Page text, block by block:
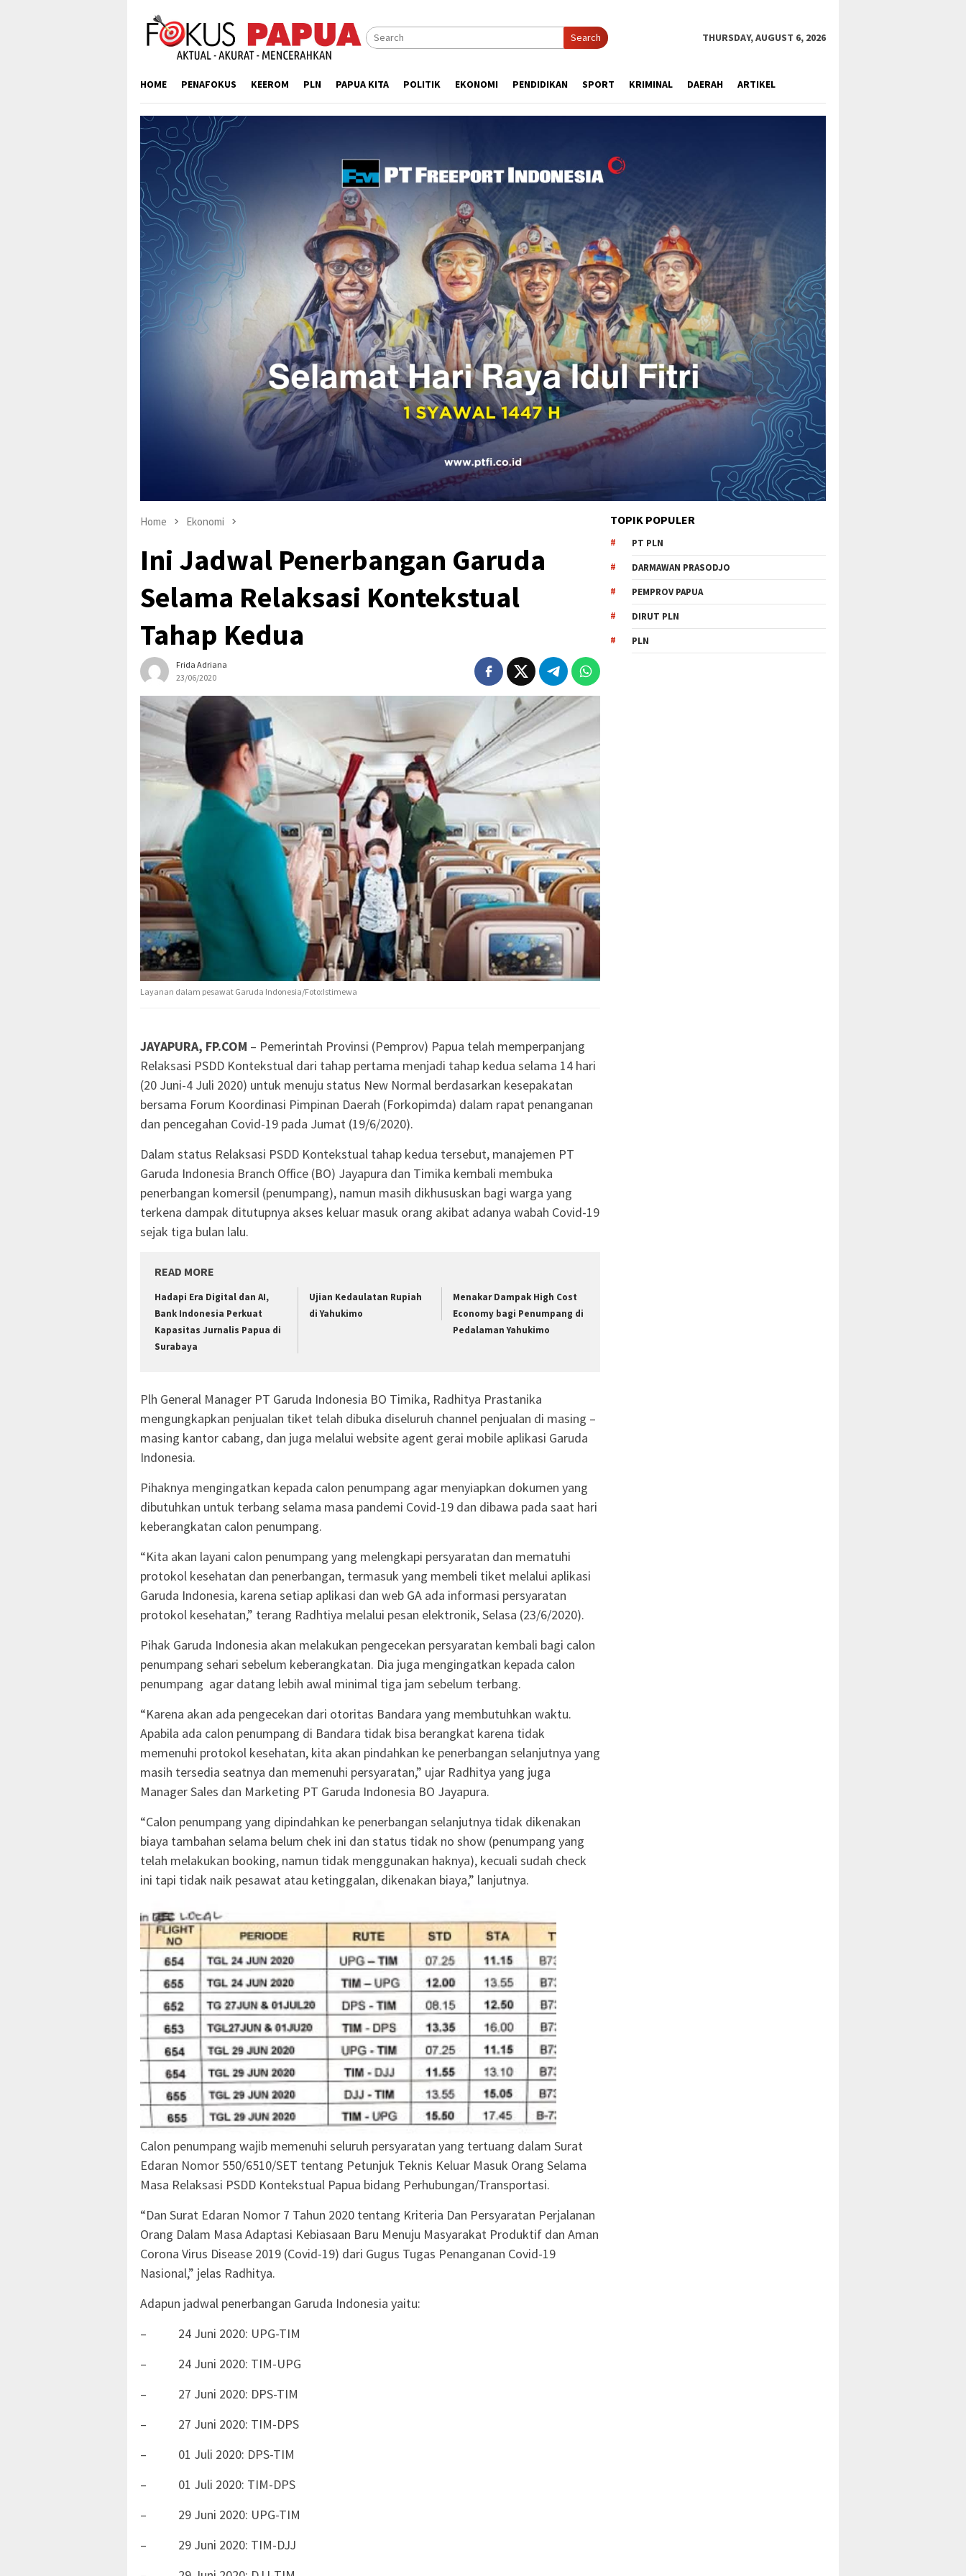
content
Search THURSDAY, AUGUST 6, 2026
HOME PENAFOKUS KEEROM PLN PAPUA KITA POLITIK EKONOMI PENDIDIKAN SPORT KRIMINAL DAERAH ARTIKEL
Home Ekonomi
Ini Jadwal Penerbangan Garuda
Selama Relaksasi Kontekstual
Tahap Kedua
Frida Adriana
23/06/2020
Layanan dalam pesawat Garuda Indonesia/Foto:Istimewa
JAYAPURA, FP.COM – Pemerintah Provinsi (Pemprov) Papua telah memperpanjang
Relaksasi PSDD Kontekstual dari tahap pertama menjadi tahap kedua selama 14 hari
(20 Juni-4 Juli 2020) untuk menuju status New Normal berdasarkan kesepakatan
bersama Forum Koordinasi Pimpinan Daerah (Forkopimda) dalam rapat penanganan
dan pencegahan Covid-19 pada Jumat (19/6/2020).
Dalam status Relaksasi PSDD Kontekstual tahap kedua tersebut, manajemen PT
Garuda Indonesia Branch Office (BO) Jayapura dan Timika kembali membuka
penerbangan komersil (penumpang), namun masih dikhususkan bagi warga yang
terkena dampak ditutupnya akses keluar masuk orang akibat adanya wabah Covid-19
sejak tiga bulan lalu.
READ MORE
Hadapi Era Digital dan AI,
Bank Indonesia Perkuat
Kapasitas Jurnalis Papua di
Surabaya
Ujian Kedaulatan Rupiah
di Yahukimo
Menakar Dampak High Cost
Economy bagi Penumpang di
Pedalaman Yahukimo
Plh General Manager PT Garuda Indonesia BO Timika, Radhitya Prastanika
mengungkapkan penjualan tiket telah dibuka diseluruh channel penjualan di masing –
masing kantor cabang, dan juga melalui website agent gerai mobile aplikasi Garuda
Indonesia.
Pihaknya mengingatkan kepada calon penumpang agar menyiapkan dokumen yang
dibutuhkan untuk terbang selama masa pandemi Covid-19 dan dibawa pada saat hari
keberangkatan calon penumpang.
“Kita akan layani calon penumpang yang melengkapi persyaratan dan mematuhi
protokol kesehatan dan penerbangan, termasuk yang membeli tiket melalui aplikasi
Garuda Indonesia, karena setiap aplikasi dan web GA ada informasi persyaratan
protokol kesehatan,” terang Radhtiya melalui pesan elektronik, Selasa (23/6/2020).
Pihak Garuda Indonesia akan melakukan pengecekan persyaratan kembali bagi calon
penumpang sehari sebelum keberangkatan. Dia juga mengingatkan kepada calon
penumpang agar datang lebih awal minimal tiga jam sebelum terbang.
“Karena akan ada pengecekan dari otoritas Bandara yang membutuhkan waktu.
Apabila ada calon penumpang di Bandara tidak bisa berangkat karena tidak
memenuhi protokol kesehatan, kita akan pindahkan ke penerbangan selanjutnya yang
masih tersedia seatnya dan memenuhi persyaratan,” ujar Radhitya yang juga
Manager Sales dan Marketing PT Garuda Indonesia BO Jayapura.
“Calon penumpang yang dipindahkan ke penerbangan selanjutnya tidak dikenakan
biaya tambahan selama belum chek ini dan status tidak no show (penumpang yang
telah melakukan booking, namun tidak menggunakan haknya), kecuali sudah check
ini tapi tidak naik pesawat atau ketinggalan, dikenakan biaya,” lanjutnya.
Calon penumpang wajib memenuhi seluruh persyaratan yang tertuang dalam Surat
Edaran Nomor 550/6510/SET tentang Petunjuk Teknis Keluar Masuk Orang Selama
Masa Relaksasi PSDD Kontekstual Papua bidang Perhubungan/Transportasi.
“Dan Surat Edaran Nomor 7 Tahun 2020 tentang Kriteria Dan Persyaratan Perjalanan
Orang Dalam Masa Adaptasi Kebiasaan Baru Menuju Masyarakat Produktif dan Aman
Corona Virus Disease 2019 (Covid-19) dari Gugus Tugas Penanganan Covid-19
Nasional,” jelas Radhitya.
Adapun jadwal penerbangan Garuda Indonesia yaitu:
– 24 Juni 2020: UPG-TIM
– 24 Juni 2020: TIM-UPG
– 27 Juni 2020: DPS-TIM
– 27 Juni 2020: TIM-DPS
– 01 Juli 2020: DPS-TIM
– 01 Juli 2020: TIM-DPS
– 29 Juni 2020: UPG-TIM
– 29 Juni 2020: TIM-DJJ
TOPIK POPULER
PT PLN
DARMAWAN PRASODJO
PEMPROV PAPUA
DIRUT PLN
PLN